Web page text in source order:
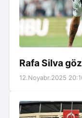
Rafa Silva
12.Noyabr.2025